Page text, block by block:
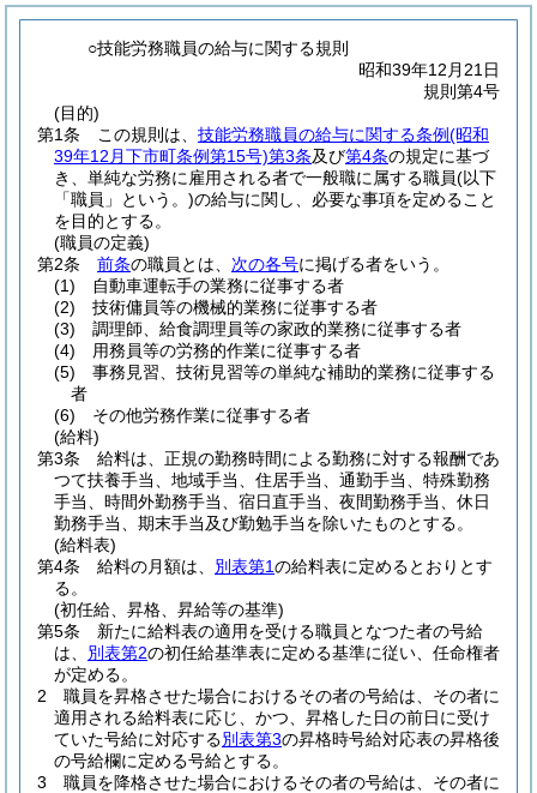
○技能労務職員の給与に関する規則
昭和39年12月21日
規則第4号
(目的)
第1条
この規則は、 技能労務職員の給与に関する条例(昭和
39年12月下市町条例第15号)第3条及び第4条の規定に基づ
き、単純な労務に雇用される者で一般職に属する職員(以下
「職員」という。)の給与に関し、必要な事項を定めること
を目的とする。
(職員の定義)
第2条
前条の職員とは、 次の各号に掲げる者をいう。
(1)
自動車運転手の業務に従事する者
(2)
技術傭員等の機械的業務に従事する者
(3)
調理師、給食調理員等の家政的業務に従事する者
(4)
用務員等の労務的作業に従事する者
(5)
事務見習、技術見習等の単純な補助的業務に従事する
者
(6)
その他労務作業に従事する者
(給料)
第3条
給料は、正規の勤務時間による勤務に対する報酬であ
つて扶養手当、地域手当、住居手当、通勤手当、特殊勤務
手当、時間外勤務手当、宿日直手当、夜間勤務手当、休日
勤務手当、期末手当及び勤勉手当を除いたものとする。
(給料表)
第4条
給料の月額は、 別表第1の給料表に定めるとおりとす
る。
(初任給、昇格、昇給等の基準)
第5条
新たに給料表の適用を受ける職員となつた者の号給
は、 別表第2の初任給基準表に定める基準に従い、任命権者
が定める。
2
職員を昇格させた場合におけるその者の号給は、その者に
適用される給料表に応じ、かつ、昇格した日の前日に受け
ていた号給に対応する別表第3の昇格時号給対応表の昇格後
の号給欄に定める号給とする。
3
職員を降格させた場合におけるその者の号給は、その者に